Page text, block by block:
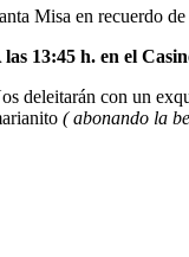
Misa en recuerdo
las 13:45 h. en el
deleitarán con un
( abonando la